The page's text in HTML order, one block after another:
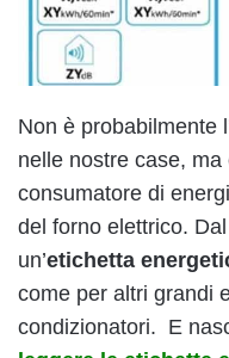
Non è probabilmente
nelle nostre case,
consumatore di
del forno elettrico.
un’etichetta
come per altri grandi
condizionatori. E